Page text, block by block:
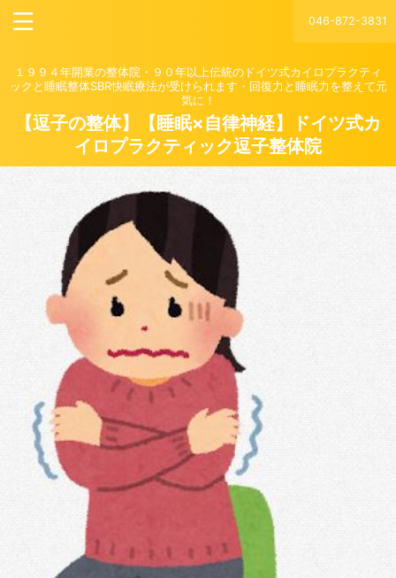
046-872-3831
１９９４年開業の整体院・９０年以上伝統のドイツ式カイロプラクティ
ックと睡眠整体SBR快眠療法が受けられます・回復力と睡眠力を整えて元
気に！
【逗子の整体】【睡眠×自律神経】ドイツ式カ
イロプラクティック逗子整体院